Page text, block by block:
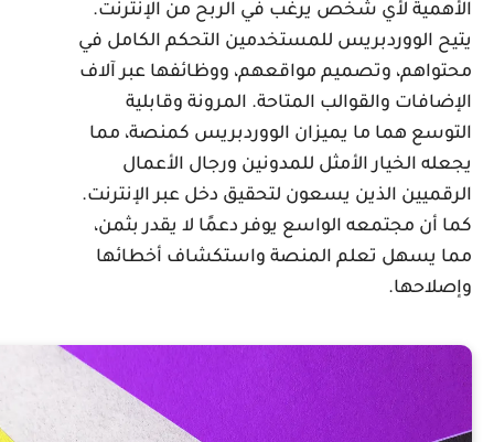
لأي شخص يرغب في الربح من الإنترنت.
الووردبريس للمستخدمين التحكم الكامل في
وتصميم مواقعهم، ووظائفها عبر آلاف
والقوالب المتاحة. المرونة وقابلية
هما ما يميزان الووردبريس كمنصة، مما
الخيار الأمثل للمدونين ورجال الأعمال
الذين يسعون لتحقيق دخل عبر الإنترنت.
أن مجتمعه الواسع يوفر دعمًا لا يقدر بثمن،
يسهل تعلم المنصة واستكشاف أخطائها